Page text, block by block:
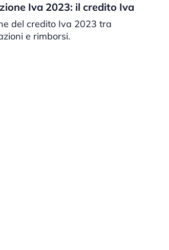
Iva 2023: il credito Iva
del credito Iva 2023 tra
e rimborsi.